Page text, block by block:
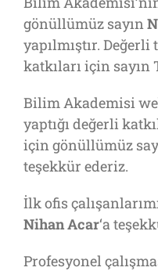
gönüllümüz sayın
yapılmıştır.
katkıları için sayın
Bilim Akademisi
yaptığı değerli
için gönüllümüz
teşekkür ederiz.
İlk ofis
Nihan Acar‘a
Profesyonel